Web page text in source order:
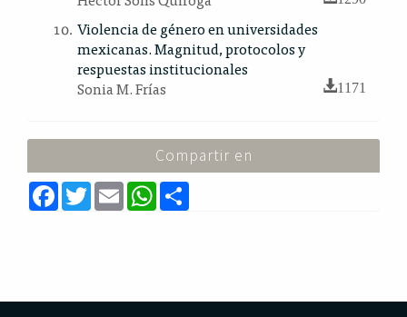
Violencia de género en universidades
mexicanas. Magnitud, protocolos y
respuestas institucionales
Sonia M. Frías
1171
Compartir en
F
a
c
T
w
E
m
a
W
h
a